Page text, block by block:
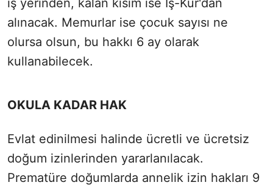
iş yerinden, kalan kısım ise İş-Kur'dan
alınacak. Memurlar ise çocuk sayısı ne
olursa olsun, bu hakkı 6 ay olarak
kullanabilecek.
OKULA KADAR HAK
Evlat edinilmesi halinde ücretli ve ücretsiz
doğum izinlerinden yararlanılacak.
Prematüre doğumlarda annelik izin hakları 9